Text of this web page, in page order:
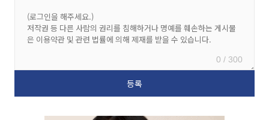
0 / 300